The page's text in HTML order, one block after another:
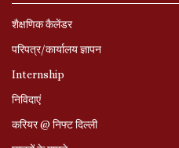
शैक्षणिक कैलेंडर
परिपत्र/कार्यालय ज्ञापन
Internship
निविदाएं
करियर @ निफ्ट दिल्ली